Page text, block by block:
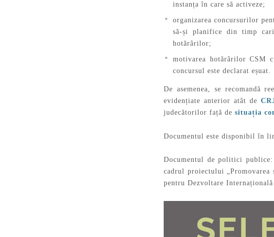
instanța în care să activeze;
organizarea concursurilor
să-și planifice din timp
hotărârilor;
motivarea hotărârilor CSM
concursul este declarat eșuat.
De asemenea, se recomandă
evidențiate anterior atât de
judecătorilor față de situația
Documentul este disponibil în
Documentul de politici publice:
cadrul proiectului
pentru Dezvoltare